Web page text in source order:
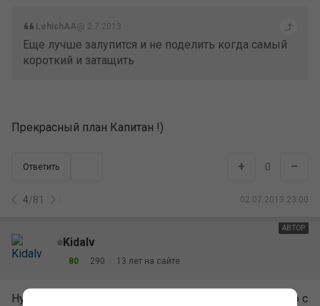
LehichAA@ 2.7.2013
Еще лучше залупится и не поделить когда самый
короткий и затащить
Прекрасный план Капитан !)
Ответить
4/81 02.07.2013 23:00
+ 0 –
АВТОР
Kidalv
80 290 13 лет на сайте
Ну вы как хотите, а я начал свой путь к восхождению с